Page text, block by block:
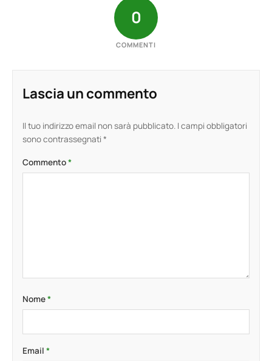
0
COMMENTI
Lascia un commento
Il tuo indirizzo email non sarà pubblicato. I campi obbligatori
sono contrassegnati *
Commento*
Nome*
Email *